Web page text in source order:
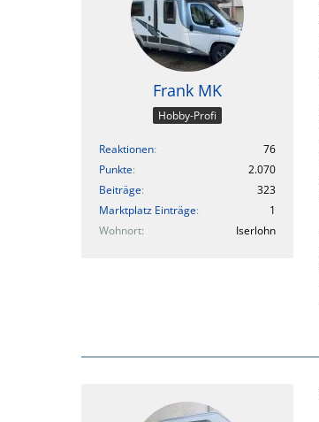
Frank MK
Hobby-Profi
Reaktionen
76
Punkte
2.070
Beiträge
323
Marktplatz Einträge
1
Wohnort
Iserlohn